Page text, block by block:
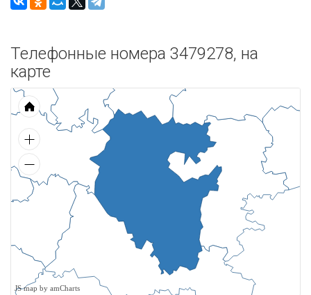
Телефонные номера 3479278, на
карте
JS map by amCharts